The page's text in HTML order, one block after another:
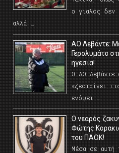
ο γιαλός δεν
αλλά …
ΑΟ Λεβάντε:
Γερολυμάτο
ηγεσία!
Ο ΑΟ Λεβάντε
«ζεσταίνει
ενόψει …
O νεαρός
Φώτης
του ΠΑΟΚ!
Μέσα σε αυτή